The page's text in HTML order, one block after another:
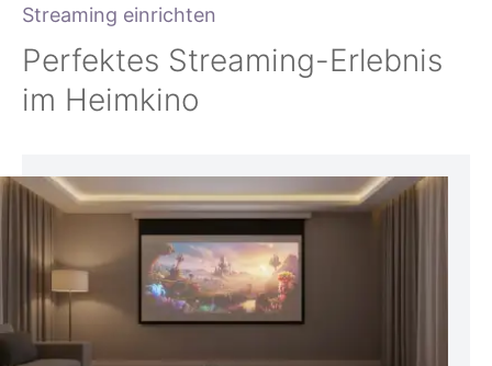
Streaming einrichten
Perfektes Streaming-Erlebnis
im Heimkino